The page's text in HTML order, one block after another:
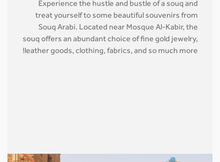
Experience the hustle and bustle of a souq and
treat yourself to some beautiful souvenirs from
Souq Arabi. Located near Mosque Al-Kabir, the
souq offers an abundant choice of fine gold jewelry,
leather goods, clothing, fabrics, and so much more!